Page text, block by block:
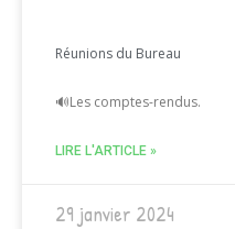
Réunions du Bureau
🔊Les comptes-rendus.
LIRE L'ARTICLE »
29 janvier 2024